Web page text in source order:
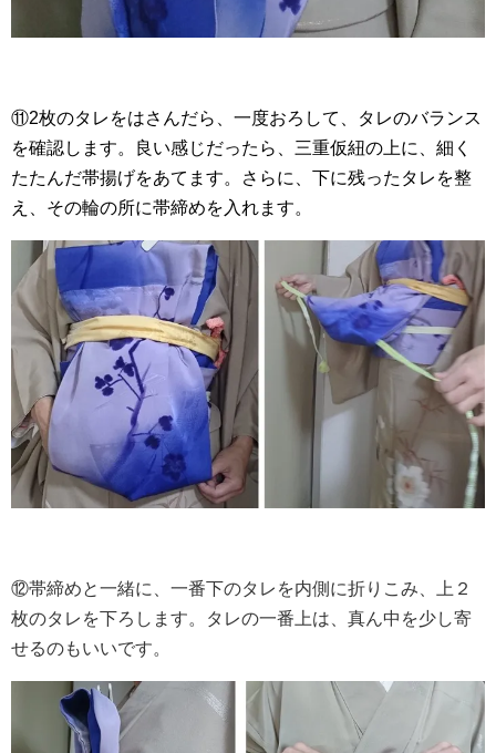
⑪2枚のタレをはさんだら、一度おろして、タレのバランス
を確認します。良い感じだったら、三重仮紐の上に、細く
たたんだ帯揚げをあてます。さらに、下に残ったタレを整
え、その輪の所に帯締めを入れます。
⑫帯締めと一緒に、一番下のタレを内側に折りこみ、上２
枚のタレを下ろします。タレの一番上は、真ん中を少し寄
せるのもいいです。